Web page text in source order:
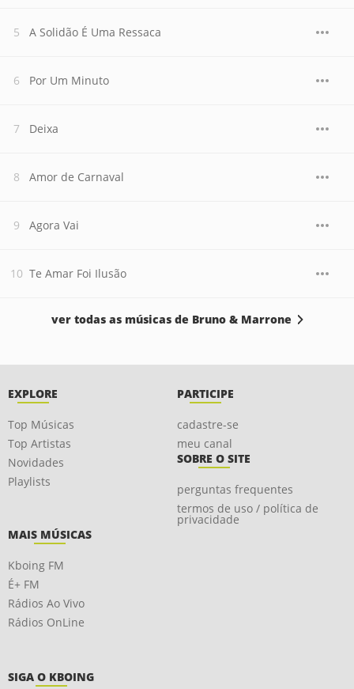
A Solidão É Uma Ressaca
Por Um Minuto
Deixa
Amor de Carnaval
Agora Vai
Te Amar Foi Ilusão
ver todas as músicas de Bruno & Marrone
EXPLORE
Top Músicas
Top Artistas
Novidades
Playlists
PARTICIPE
cadastre-se
meu canal
SOBRE O SITE
perguntas frequentes
termos de uso / política de
privacidade
MAIS MÚSICAS
Kboing FM
É+ FM
Rádios Ao Vivo
Rádios OnLine
SIGA O KBOING